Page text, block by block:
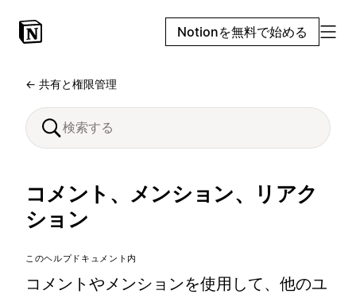
Notionを無料で始める
← 共有と権限管理
コメント、メンション、リアク
ション
このヘルプドキュメント内
コメントやメンションを使用して、他のユ